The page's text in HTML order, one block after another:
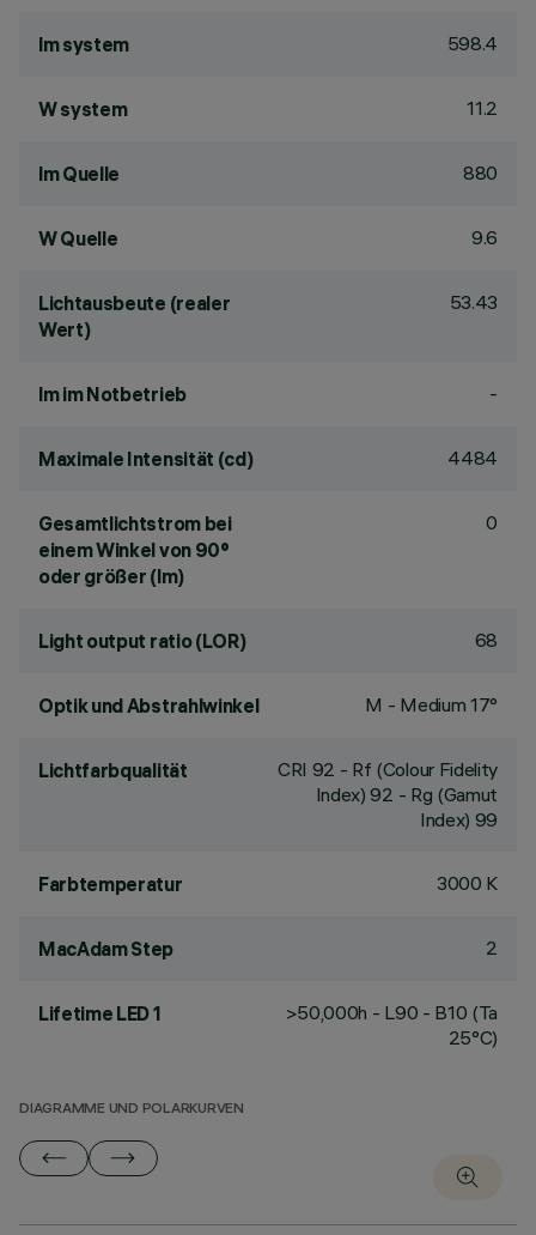
lm system 598.4
W system 11.2
lm Quelle 880
W Quelle 9.6
Lichtausbeute (realer
Wert)
53.43
lm im Notbetrieb -
Maximale Intensität (cd) 4484
Gesamtlichtstrom bei
einem Winkel von 90°
oder größer (lm)
0
Light output ratio (LOR) 68
Optik und Abstrahlwinkel M - Medium 17°
Lichtfarbqualität CRI 92 - Rf (Colour Fidelity
Index) 92 - Rg (Gamut
Index) 99
Farbtemperatur 3000 K
MacAdam Step 2
Lifetime LED 1
>50,000h - L90 - B10 (Ta
25°C)
DIAGRAMME UND POLARKURVEN